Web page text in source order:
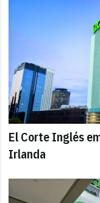
El Corte Inglés
Irlanda